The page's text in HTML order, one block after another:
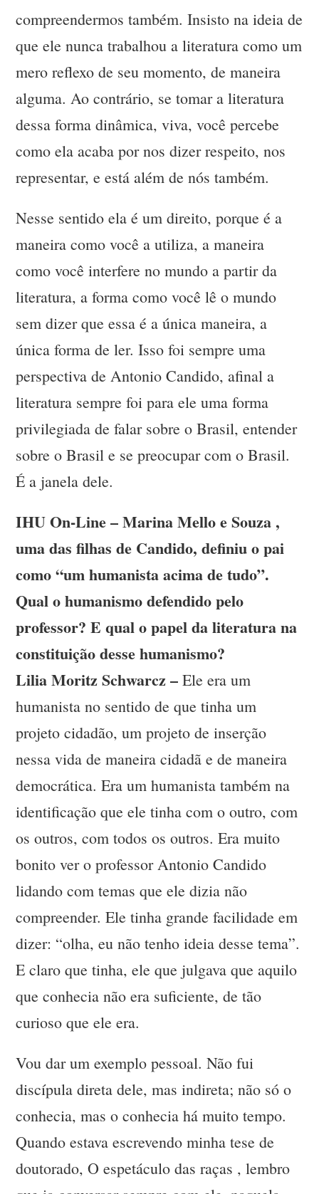
compreendermos também. Insisto na ideia de
que ele nunca trabalhou a literatura como um
mero reflexo de seu momento, de maneira
alguma. Ao contrário, se tomar a literatura
dessa forma dinâmica, viva, você percebe
como ela acaba por nos dizer respeito, nos
representar, e está além de nós também.
Nesse sentido ela é um direito, porque é a
maneira como você a utiliza, a maneira
como você interfere no mundo a partir da
literatura, a forma como você lê o mundo
sem dizer que essa é a única maneira, a
única forma de ler. Isso foi sempre uma
perspectiva de Antonio Candido, afinal a
literatura sempre foi para ele uma forma
privilegiada de falar sobre o Brasil, entender
sobre o Brasil e se preocupar com o Brasil.
É a janela dele.
IHU On-Line – Marina Mello e Souza ,
uma das filhas de Candido, definiu o pai
como “um humanista acima de tudo”.
Qual o humanismo defendido pelo
professor? E qual o papel da literatura na
constituição desse humanismo?
Lilia Moritz Schwarcz – Ele era um
humanista no sentido de que tinha um
projeto cidadão, um projeto de inserção
nessa vida de maneira cidadã e de maneira
democrática. Era um humanista também na
identificação que ele tinha com o outro, com
os outros, com todos os outros. Era muito
bonito ver o professor Antonio Candido
lidando com temas que ele dizia não
compreender. Ele tinha grande facilidade em
dizer: “olha, eu não tenho ideia desse tema”.
E claro que tinha, ele que julgava que aquilo
que conhecia não era suficiente, de tão
curioso que ele era.
Vou dar um exemplo pessoal. Não fui
discípula direta dele, mas indireta; não só o
conhecia, mas o conhecia há muito tempo.
Quando estava escrevendo minha tese de
doutorado, O espetáculo das raças , lembro